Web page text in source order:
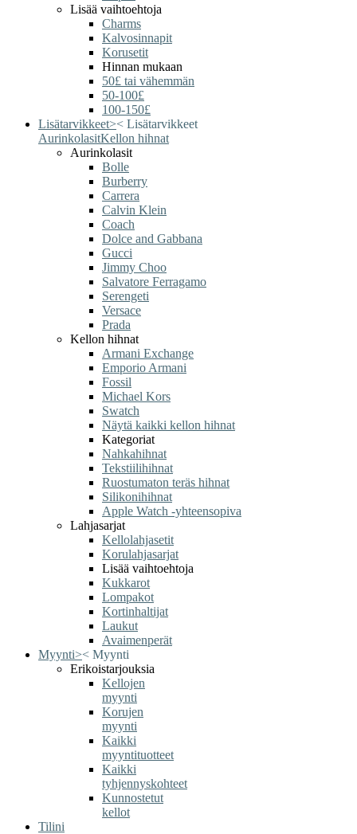
Lisää vaihtoehtoja
Charms
Kalvosinnapit
Korusetit
Hinnan mukaan
50£ tai vähemmän
50-100£
100-150£
Lisätarvikkeet>< Lisätarvikkeet
AurinkolasitKellon hihnat
Aurinkolasit
Bolle
Burberry
Carrera
Calvin Klein
Coach
Dolce and Gabbana
Gucci
Jimmy Choo
Salvatore Ferragamo
Serengeti
Versace
Prada
Kellon hihnat
Armani Exchange
Emporio Armani
Fossil
Michael Kors
Swatch
Näytä kaikki kellon hihnat
Kategoriat
Nahkahihnat
Tekstiilihihnat
Ruostumaton teräs hihnat
Silikonihihnat
Apple Watch -yhteensopiva
Lahjasarjat
Kellolahjasetit
Korulahjasarjat
Lisää vaihtoehtoja
Kukkarot
Lompakot
Kortinhaltijat
Laukut
Avaimenperät
Myynti>< Myynti
Erikoistarjouksia
Kellojen
myynti
Korujen
myynti
Kaikki
myyntituotteet
Kaikki
tyhjennyskohteet
Kunnostetut
kellot
Tilini